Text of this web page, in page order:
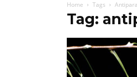
Home Tags
Tag: